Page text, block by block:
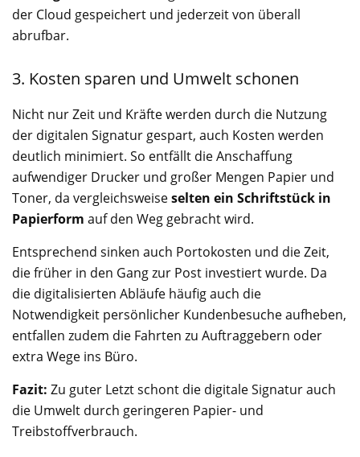
der Cloud gespeichert und jederzeit von überall
abrufbar.
3. Kosten sparen und Umwelt schonen
Nicht nur Zeit und Kräfte werden durch die Nutzung
der digitalen Signatur gespart, auch Kosten werden
deutlich minimiert. So entfällt die Anschaffung
aufwendiger Drucker und großer Mengen Papier und
Toner, da vergleichsweiseselten ein Schriftstück in
Papierform auf den Weg gebracht wird.
Entsprechend sinken auch Portokosten und die Zeit,
die früher in den Gang zur Post investiert wurde. Da
die digitalisierten Abläufe häufig auch die
Notwendigkeit persönlicher Kundenbesuche aufheben,
entfallen zudem die Fahrten zu Auftraggebern oder
extra Wege ins Büro.
Fazit: Zu guter Letzt schont die digitale Signatur auch
die Umwelt durch geringeren Papier- und
Treibstoffverbrauch.